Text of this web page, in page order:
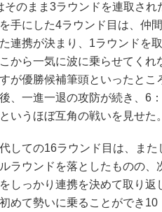
そのまま3ラウンドを連取され
手にした4ラウンド目は、仲
連携が決まり、1ラウンドを
から一気に波に乗らせてくれ
が優勝候補筆頭といったとこ
、一進一退の攻防が続き、6
いうほぼ互角の戦いを見せた。
しての16ラウンド目は、また
ラウンドを落としたものの、
しっかり連携を決めて取り返
めて勢いに乗ることができ10